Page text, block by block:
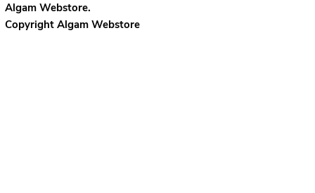
Algam Webstore.
Copyright Algam Webstore